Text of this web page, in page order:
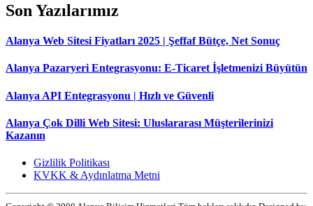
Son Yazılarımız
Alanya Web Sitesi Fiyatları 2025 | Şeffaf Bütçe, Net Sonuç
Alanya Pazaryeri Entegrasyonu: E-Ticaret İşletmenizi Büyütün
Alanya API Entegrasyonu | Hızlı ve Güvenli
Alanya Çok Dilli Web Sitesi: Uluslararası Müşterilerinizi
Kazanın
Gizlilik Politikası
KVKK & Aydınlatma Metni